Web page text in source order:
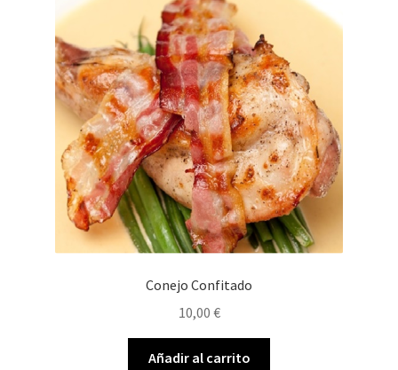
Conejo Confitado
10,00 €
Añadir al carrito